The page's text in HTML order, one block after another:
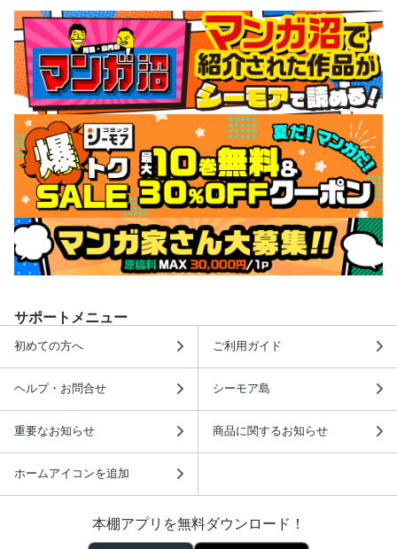
サポートメニュー
初めての方へ ご利用ガイド
ヘルプ・お問合せ シーモア島
重要なお知らせ 商品に関するお知らせ
ホームアイコンを追加
本棚アプリを無料ダウンロード！